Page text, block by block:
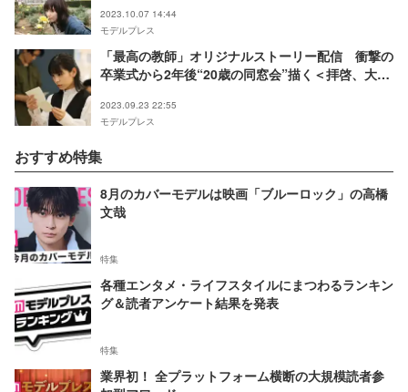
2023.10.07 14:44
モデルプレス
「最高の教師」オリジナルストーリー配信 衝撃の
卒業式から2年後“20歳の同窓会”描く＜拝啓、大人
2023.09.23 22:55
モデルプレス
おすすめ特集
8月のカバーモデルは映画「ブルーロック」の高橋
文哉
特集
各種エンタメ・ライフスタイルにまつわるランキン
グ＆読者アンケート結果を発表
特集
業界初！ 全プラットフォーム横断の大規模読者参